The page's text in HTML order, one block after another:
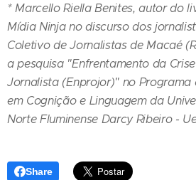
* Marcello Riella Benites, autor do
Mídia Ninja no discurso dos
Coletivo de Jornalistas de Macaé
a pesquisa "Enfrentamento da
Jornalista (Enprojor)" no Programa
em Cognição e Linguagem da
Norte Fluminense Darcy Ribeiro -
Share